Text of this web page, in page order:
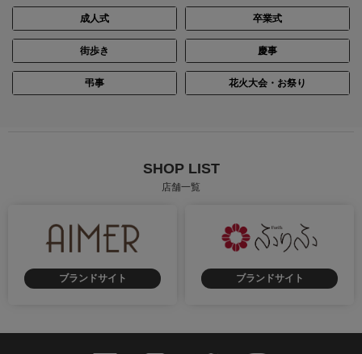
成人式 卒業式
街歩き 慶事
弔事 花火大会・お祭り
SHOP LIST
店舗一覧
ブランドサイト ブランドサイト